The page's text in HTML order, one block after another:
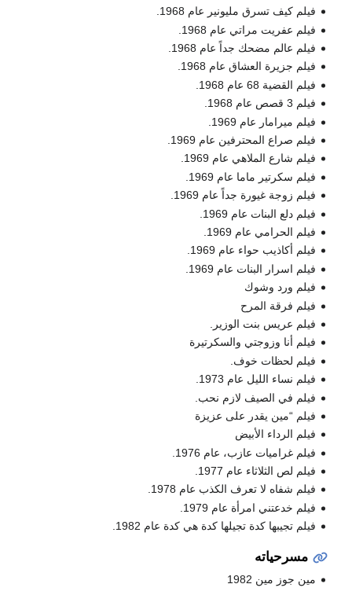
فيلم كيف تسرق مليونير عام 1968.
فيلم عفريت مراتي عام 1968.
فيلم عالم مضحك جداً عام 1968.
فيلم جزيرة العشاق عام 1968.
فيلم القضية 68 عام 1968.
فيلم 3 قصص عام 1968.
فيلم ميرامار عام 1969.
فيلم صراع المحترفين عام 1969.
فيلم شارع الملاهي عام 1969.
فيلم سكرتير ماما عام 1969.
فيلم زوجة غيورة جداً عام 1969.
فيلم دلع البنات عام 1969.
فيلم الحرامي عام 1969.
فيلم أكاذيب حواء عام 1969.
فيلم اسرار البنات عام 1969.
فيلم ورد وشوك
فيلم فرقة المرح
فيلم عريس بنت الوزير.
فيلم أنا وزوجتي والسكرتيرة
فيلم لحظات خوف.
فيلم نساء الليل عام 1973.
فيلم في الصيف لازم نحب.
فيلم “مين يقدر على عزيزة
فيلم الرداء الأبيض
فيلم غراميات عازب، عام 1976.
فيلم لص الثلاثاء عام 1977.
فيلم شفاه لا تعرف الكذب عام 1978.
فيلم خدعتني امرأة عام 1979.
فيلم تجيبها كدة تجيلها كدة هي كدة عام 1982.
مسرحياته
مين جوز مين 1982